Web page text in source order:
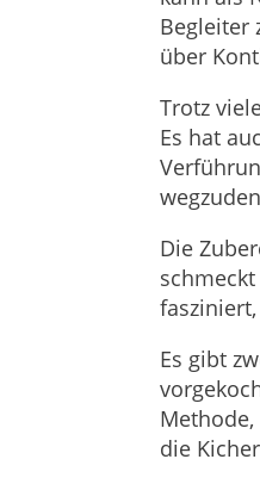
Begleiter
über
Trotz
Es hat
Die
Es gibt
die